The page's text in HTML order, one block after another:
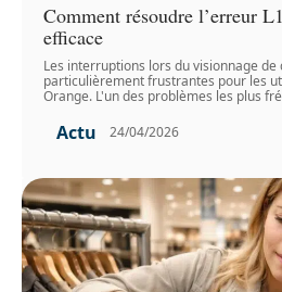
Comment résoudre l’erreur
efficace
Les interruptions lors du visionnage
particulièrement frustrantes pour les
Orange. L'un des problèmes les plus
Actu 24/04/2026